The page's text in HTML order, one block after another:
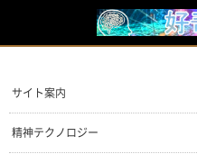
サイト案内
精神テクノロジー